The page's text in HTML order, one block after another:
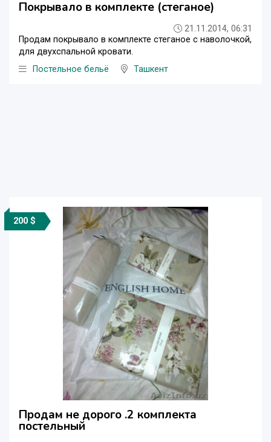
Покрывало в комплекте (стеганое)
21.11.2014, 06:31
Продам покрывало в комплекте стеганое с наволочкой,
для двухспальной кровати.
Постельное бельё
Ташкент
200 $
Продам не дорого .2 комплекта
постельный